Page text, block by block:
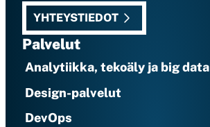
YHTEYSTIEDOT
Palvelut
Analytiikka, tekoäly ja big data
Design-palvelut
DevOps